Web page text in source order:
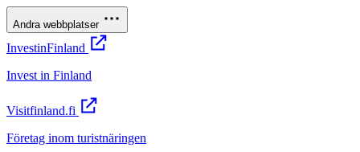
Andra webbplatser
InvestinFinland
Invest in Finland
Visitfinland.fi
Företag inom turistnäringen